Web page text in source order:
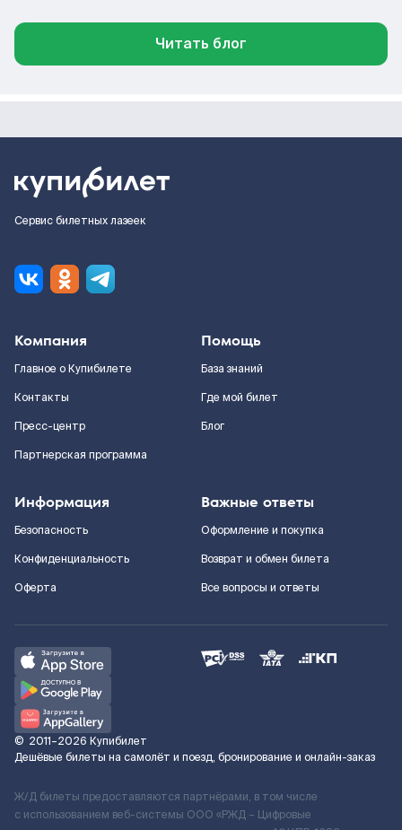
Читать блог
Сервис билетных лазеек
Компания
Главное о Купибилете
Контакты
Пресс-центр
Партнерская программа
Помощь
База знаний
Где мой билет
Блог
Информация
Безопасность
Конфиденциальность
Оферта
Важные ответы
Оформление и покупка
Возврат и обмен билета
Все вопросы и ответы
© 2011–2026 Купибилет
Дешёвые билеты на самолёт и поезд, бронирование и онлайн-заказ
Ж/Д билеты предоставляются партнёрами, в том числе
с использованием веб-системы ООО «РЖД – Цифровые